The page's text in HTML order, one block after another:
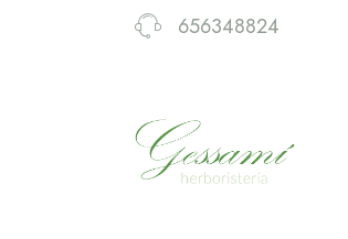
656348824